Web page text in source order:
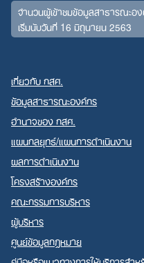
จำนวนผู้เข้าชมข้อมูลสาธารณะอ
เริ่มนับวันที่ 16 มิถุนายน 2563
เกี่ยวกับ กสศ.
ข้อมูลสาธารณะองค์กร
อำนาจของ กสศ.
แผนกลยุทธ์/แผนการดำเนินงาน
ผลการดำเนินงาน
โครงสร้างองค์กร
คณะกรรมการบริหาร
ผู้บริหาร
ศูนย์ข้อมูลกฎหมาย